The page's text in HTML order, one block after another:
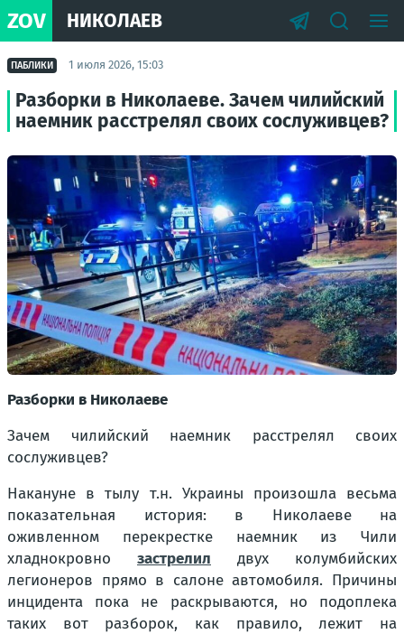
ZOV НИКОЛАЕВ
ПАБЛИКИ 1 июля 2026, 15:03
Разборки в Николаеве. Зачем чилийский
наемник расстрелял своих сослуживцев?
Разборки в Николаеве
Зачем чилийский наемник расстрелял своих
сослуживцев?
Накануне в тылу т.н. Украины произошла весьма
показательная история: в Николаеве на
оживленном перекрестке наемник из Чили
хладнокровно застрелил двух колумбийских
легионеров прямо в салоне автомобиля. Причины
инцидента пока не раскрываются, но подоплека
таких вот разборок, как правило, лежит на